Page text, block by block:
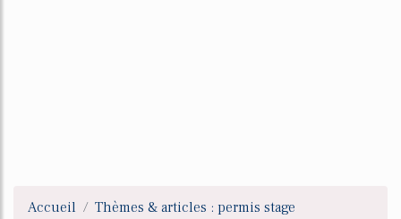
Accueil
Thèmes & articles : permis stage